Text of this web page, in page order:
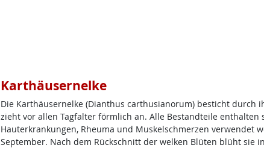
Karthäusernelke
Die Karthäusernelke (Dianthus carthusianorum) besticht durch
zieht vor allen Tagfalter förmlich an. Alle Bestandteile enthalten
Hauterkrankungen, Rheuma und Muskelschmerzen verwendet
September. Nach dem Rückschnitt der welken Blüten blüht sie